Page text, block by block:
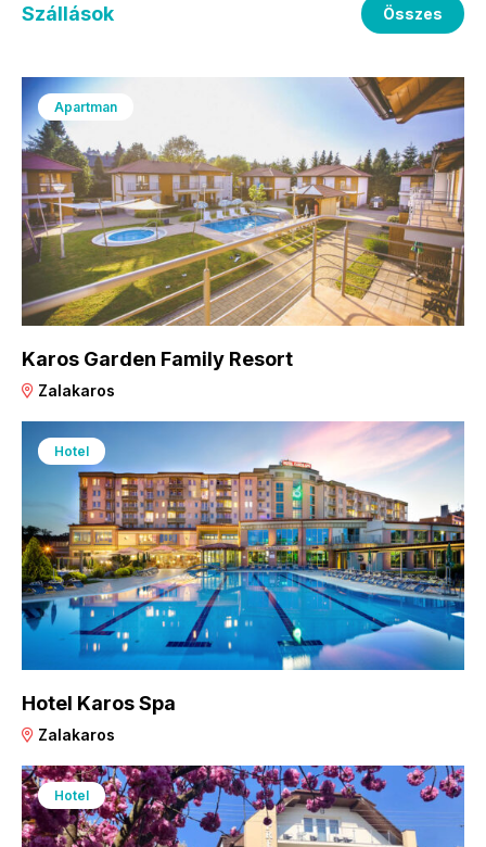
Szállások Összes
Apartman
Karos Garden Family Resort
Zalakaros
Hotel
Hotel Karos Spa
Zalakaros
Hotel